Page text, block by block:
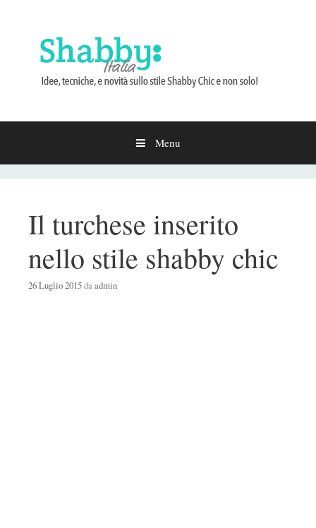
Menu
Il turchese inserito
nello stile shabby chic
26 Luglio 2015daadmin